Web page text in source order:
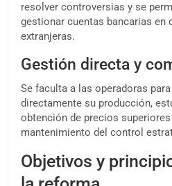
resolver controversias y se
gestionar cuentas bancarias en
extranjeras.
Gestión directa y
Se faculta a las operadoras
directamente su producción,
obtención de precios
mantenimiento del control
Objetivos y